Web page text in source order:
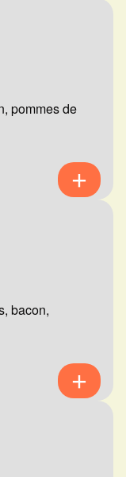
pommes de
bacon,